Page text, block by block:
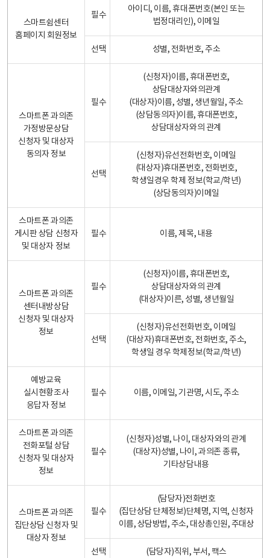
스마트쉼센터
홈페이지 회원정보
필수
아이디, 이름, 휴대폰번호(본인 또는
법정대리인), 이메일
선택 성별, 전화번호, 주소
스마트폰 과의존
가정방문상담
신청자 및 대상자
동의자 정보
필수
(신청자)이름, 휴대폰번호,
상담대상자와의관계
(대상자)이름, 성별, 생년월일, 주소
(상담동의자)이름, 휴대폰번호,
상담대상자와의 관계
선택
(신청자)유선전화번호, 이메일
(대상자)휴대폰번호, 전화번호,
학생일경우 학제 정보(학교/학년)
(상담동의자)이메일
스마트폰 과의존
게시판 상담 신청자
및 대상자 정보
필수 이름, 제목, 내용
스마트폰 과의존
센터내방상담
신청자 및 대상자
정보
필수
(신청자)이름, 휴대폰번호,
상담대상자와의 관계
(대상자)이른, 성별, 생년월일
선택
(신청자)유선전화번호, 이메일
(대상자)휴대폰번호, 전화번호, 주소,
학생일 경우 학제정보(학교/학년)
예방교육
실시현황조사
응답자 정보
필수 이름, 이메일, 기관명, 시도, 주소
스마트폰 과의존
전화포털 상담
신청자 및 대상자
정보
필수
(신청자)성별, 나이, 대상자와의 관계
(대상자)성별, 나이, 과의존 종류,
기타상담내용
스마트폰 과의존
집단상담 신청자 및
대상자 정보
필수
(담당자)전화번호
(집단상담 단체정보)단체명, 지역, 신청자
이름, 상담방법, 주소, 대상총인원, 주대상
선택 (담당자)직위, 부서, 팩스